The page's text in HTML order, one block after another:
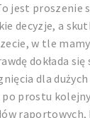
jest proszenie
decyzje, a
w tle
dokłada się
dla
prostu
raportowych,